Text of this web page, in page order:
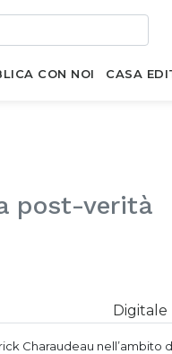
CON NOI CASA
post-verità
Digitale
Charaudeau nell’ambito